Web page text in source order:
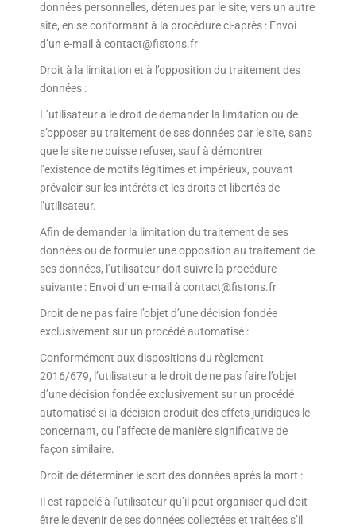
données personnelles, détenues par le site, vers un autre
site, en se conformant à la procédure ci-après : Envoi
d’un e-mail à contact@fistons.fr
Droit à la limitation et à l’opposition du traitement des
données :
L’utilisateur a le droit de demander la limitation ou de
s’opposer au traitement de ses données par le site, sans
que le site ne puisse refuser, sauf à démontrer
l’existence de motifs légitimes et impérieux, pouvant
prévaloir sur les intérêts et les droits et libertés de
l’utilisateur.
Afin de demander la limitation du traitement de ses
données ou de formuler une opposition au traitement de
ses données, l’utilisateur doit suivre la procédure
suivante : Envoi d’un e-mail à contact@fistons.fr
Droit de ne pas faire l’objet d’une décision fondée
exclusivement sur un procédé automatisé :
Conformément aux dispositions du règlement
2016/679, l’utilisateur a le droit de ne pas faire l’objet
d’une décision fondée exclusivement sur un procédé
automatisé si la décision produit des effets juridiques le
concernant, ou l’affecte de manière significative de
façon similaire.
Droit de déterminer le sort des données après la mort :
Il est rappelé à l’utilisateur qu’il peut organiser quel doit
être le devenir de ses données collectées et traitées s’il